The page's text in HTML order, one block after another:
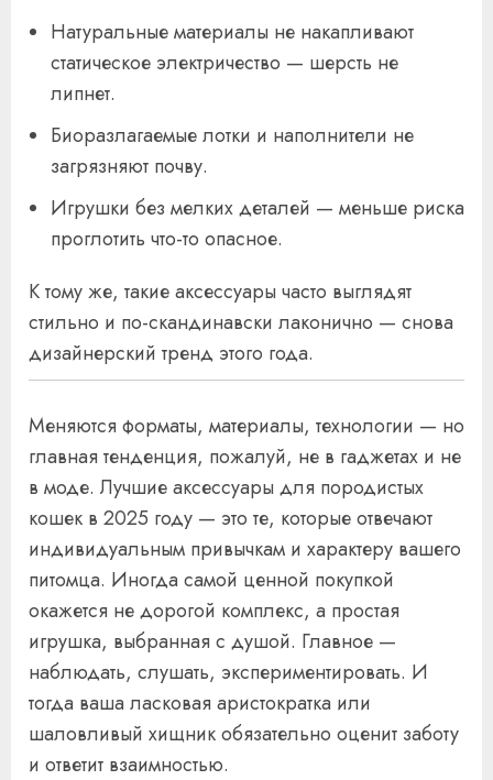
Натуральные материалы не накапливают
статическое электричество — шерсть не
липнет.
Биоразлагаемые лотки и наполнители не
загрязняют почву.
Игрушки без мелких деталей — меньше риска
проглотить что-то опасное.
К тому же, такие аксессуары часто выглядят
стильно и по-скандинавски лаконично — снова
дизайнерский тренд этого года.
Меняются форматы, материалы, технологии — но
главная тенденция, пожалуй, не в гаджетах и не
в моде. Лучшие аксессуары для породистых
кошек в 2025 году — это те, которые отвечают
индивидуальным привычкам и характеру вашего
питомца. Иногда самой ценной покупкой
окажется не дорогой комплекс, а простая
игрушка, выбранная с душой. Главное —
наблюдать, слушать, экспериментировать. И
тогда ваша ласковая аристократка или
шаловливый хищник обязательно оценит заботу
и ответит взаимностью.